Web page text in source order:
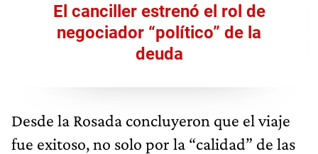
El canciller estrenó el rol de
negociador “político” de la
deuda
Desde la Rosada concluyeron que el viaje
fue exitoso, no solo por la “calidad” de las